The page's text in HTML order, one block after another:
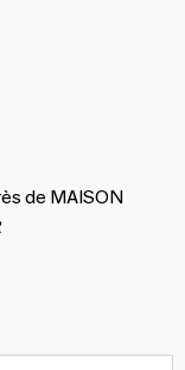
de MAISON